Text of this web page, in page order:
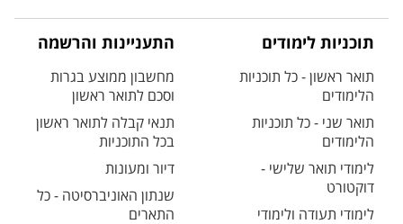
תוכניות לימודים
תואר ראשון - כל תוכניות
הלימודים
תואר שני - כל תוכניות
הלימודים
לימודי תואר שלישי -
דוקטורט
לימודי תעודה ולימודי
התעניינות והרשמה
מחשבון ממוצע בגרות
וסכם לתואר ראשון
תנאי קבלה לתואר ראשון
בכל התוכניות
דיור ומעונות
שנתון האוניברסיטה - כל
התארים